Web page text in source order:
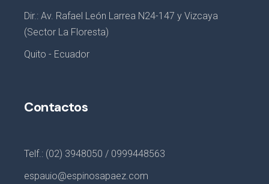
Dir.: Av. Rafael León Larrea N24-147 y Vizcaya
(Sector La Floresta)
Quito - Ecuador
Contactos
Telf.: (02) 3948050 / 0999448563
espauio@espinosapaez.com